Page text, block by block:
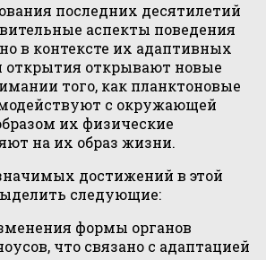
последних десятилетий
аспекты поведения
в контексте их адаптивных
открытия открывают новые
того, как планктоновые
с окружающей
их физические
на их образ жизни.
достижений в этой
следующие:
формы органов
что связано с адаптацией